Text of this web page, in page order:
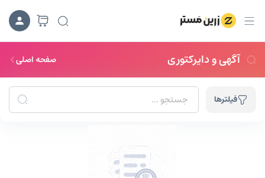
آگهی و دایرکتوری صفحه اصلی
فیلترها